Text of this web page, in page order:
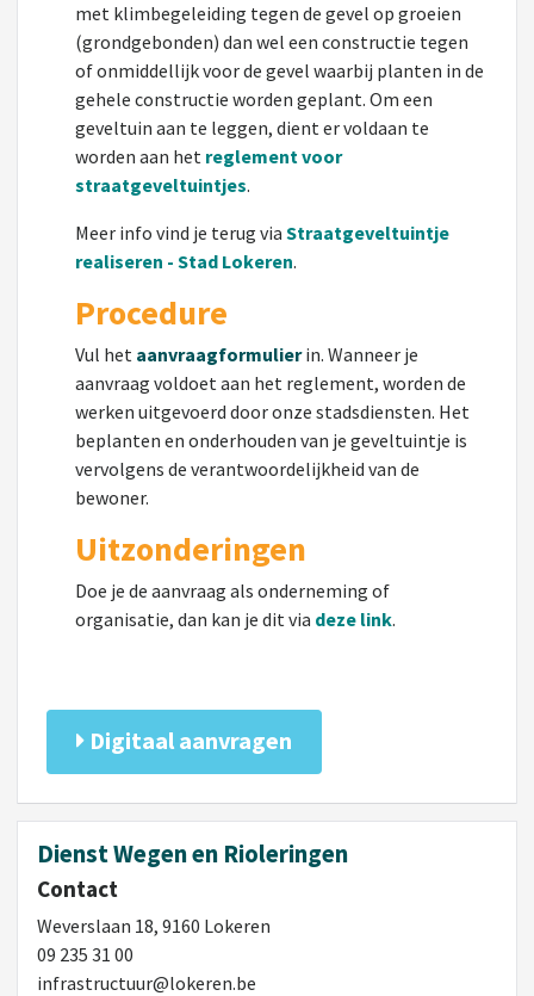
met klimbegeleiding tegen de gevel op groeien
(grondgebonden) dan wel een constructie tegen
of onmiddellijk voor de gevel waarbij planten in de
gehele constructie worden geplant. Om een
geveltuin aan te leggen, dient er voldaan te
worden aan het reglement voor
straatgeveltuintjes.
Meer info vind je terug via Straatgeveltuintje
realiseren - Stad Lokeren.
Procedure
Vul het aanvraagformulierin. Wanneer je
aanvraag voldoet aan het reglement, worden de
werken uitgevoerd door onze stadsdiensten. Het
beplanten en onderhouden van je geveltuintje is
vervolgens de verantwoordelijkheid van de
bewoner.
Uitzonderingen
Doe je de aanvraag als onderneming of
organisatie, dan kan je dit via deze link.
Digitaal aanvragen
Dienst Wegen en Rioleringen
Contact
Weverslaan 18, 9160 Lokeren
09 235 31 00
infrastructuur@lokeren.be